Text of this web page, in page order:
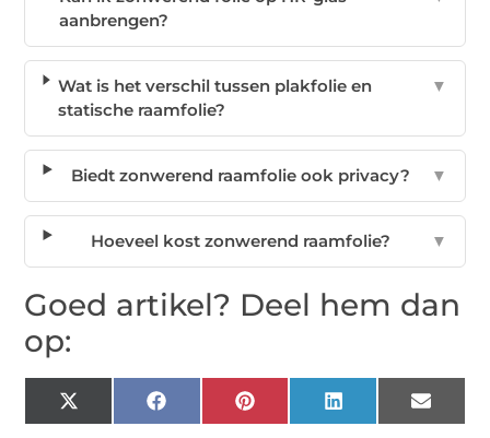
aanbrengen?
Wat is het verschil tussen plakfolie en
statische raamfolie?
▼
Biedt zonwerend raamfolie ook privacy? ▼
Hoeveel kost zonwerend raamfolie? ▼
Goed artikel? Deel hem dan
op:
X
(Twitter)
Facebook Pinterest LinkedIn Email